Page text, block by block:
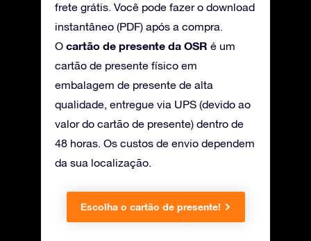
frete grátis. Você pode fazer o download
instantâneo (PDF) após a compra.
O cartão de presente da OSR é um
cartão de presente físico em
embalagem de presente de alta
qualidade, entregue via UPS (devido ao
valor do cartão de presente) dentro de
48 horas. Os custos de envio dependem
da sua localização.
Escolha o cartão de presente!